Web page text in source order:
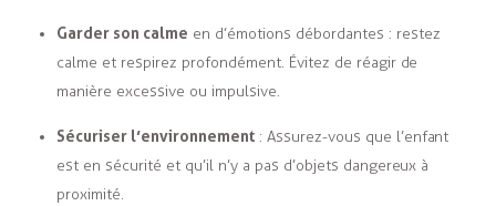
Garder son calme en d’émotions débordantes : restez
calme et respirez profondément. Évitez de réagir de
manière excessive ou impulsive.
Sécuriser l’environnement: Assurez-vous que l’enfant
est en sécurité et qu’il n’y a pas d’objets dangereux à
proximité.